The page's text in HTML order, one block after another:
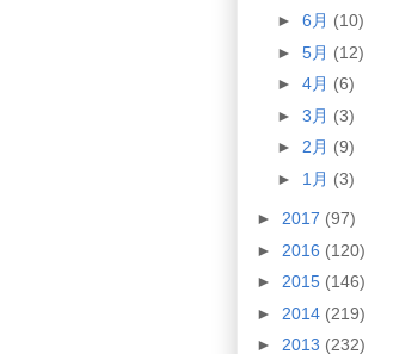
► 6月 (10)
► 5月 (12)
► 4月 (6)
► 3月 (3)
► 2月 (9)
► 1月 (3)
► 2017 (97)
► 2016 (120)
► 2015 (146)
► 2014 (219)
► 2013 (232)